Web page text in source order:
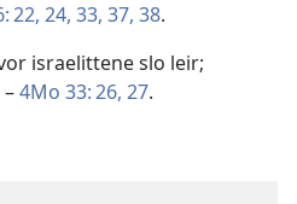
22, 24, 33, 37, 38.
israelittene slo leir;
4Mo 33: 26, 27.